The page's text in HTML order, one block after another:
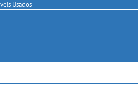
Usados